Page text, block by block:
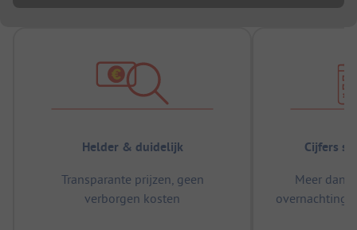
Helder & duidelijk
Transparante prijzen, geen
verborgen kosten
Cijfers
Meer dan